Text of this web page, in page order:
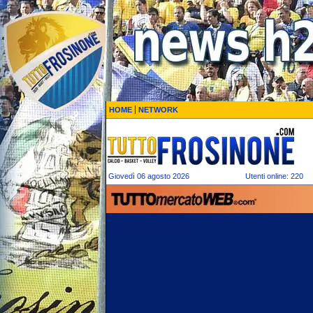
HOME NETWORK
Giovedì 06 agosto 2026 Utenti online: 220